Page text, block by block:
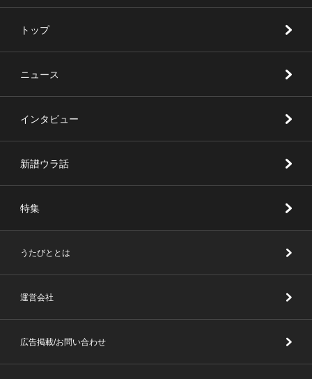
トップ
ニュース
インタビュー
新譜ウラ話
特集
うたびととは
運営会社
広告掲載/お問い合わせ